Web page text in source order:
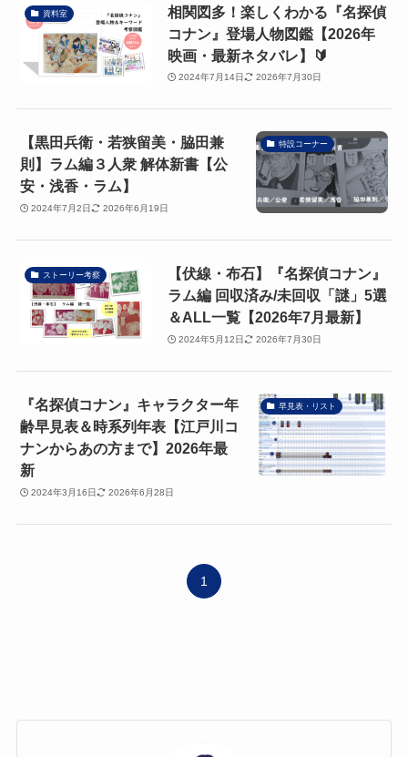
資料室
相関図多！楽しくわかる『名探偵
コナン』登場人物図鑑【2026年
映画・最新ネタバレ】🔰
2024年7月14日 2026年7月30日
特設コーナー
【黒田兵衛・若狭留美・脇田兼
則】ラム編３人衆 解体新書【公
安・浅香・ラム】
2024年7月2日 2026年6月19日
ストーリー考察
【伏線・布石】『名探偵コナン』
ラム編 回収済み/未回収「謎」5選
＆ALL一覧【2026年7月最新】
2024年5月12日 2026年7月30日
早見表・リスト
『名探偵コナン』キャラクター年
齢早見表＆時系列年表【江戸川コ
ナンからあの方まで】2026年最
新
2024年3月16日 2026年6月28日
1